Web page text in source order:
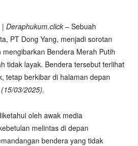
| Deraphukum.click – Sebuah
PT Dong Yang, menjadi sorotan
Bendera Merah Putih
tidak layak. Bendera tersebut terlihat
tetap berkibar di halaman depan
(15/03/2025).
oleh awak media
melintas di depan
bendera yang tidak